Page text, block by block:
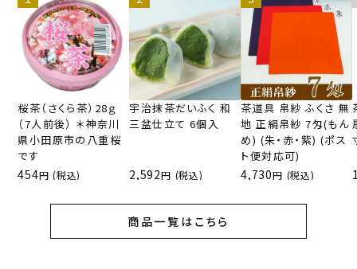
桜茶（さくら茶）28ｇ
（7人前後） ＊神奈川
県小田原市の八重桜
です
454 (税込)
宇治抹茶だいふく 和
三盆仕立て 6個入
2,592 (税込)
茶道具 帛紗 ふくさ 無
地 正絹帛紗 7匁(もん
め) (朱・赤・紫) (ポス
ト便対応可)
4,730 (税込)
商品一覧はこちら